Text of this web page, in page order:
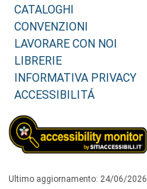
CATALOGHI
CONVENZIONI
LAVORARE CON NOI
LIBRERIE
INFORMATIVA PRIVACY
ACCESSIBILITÁ
Ultimo aggiornamento: 24/06/2026